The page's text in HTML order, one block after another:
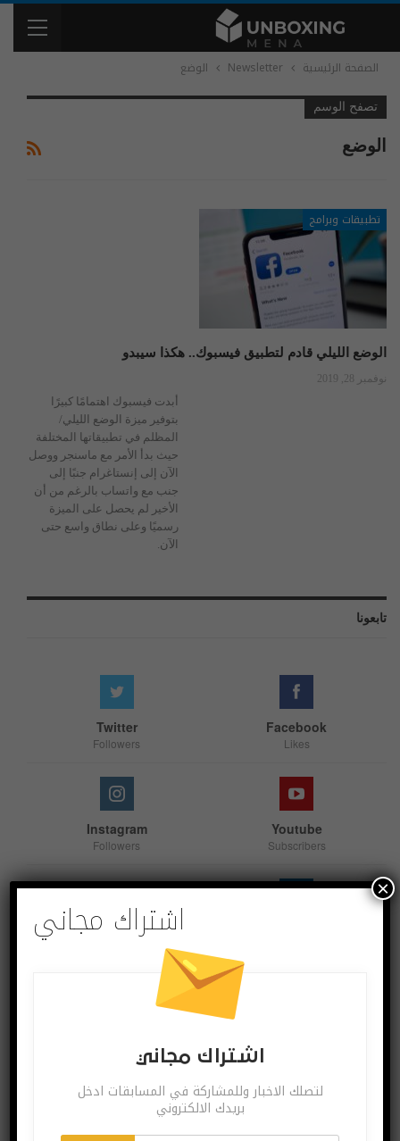
الصفحة الرئيسية Newsletter الوضع
تصفح الوسم
الوضع
تطبيقات وبرامج
الوضع الليلي قادم لتطبيق فيسبوك.. هكذا سيبدو
نوفمبر 28, 2019
أبدت فيسبوك اهتمامًا كبيرًا
بتوفير ميزة الوضع الليلي/
المظلم في تطبيقاتها المختلفة
حيث بدأ الأمر مع ماسنجر ووصل
الآن إلى إنستاغرام جنبًا إلى
جنب مع واتساب بالرغم من أن
الأخير لم يحصل على الميزة
رسميًا وعلى نطاق واسع حتى
الآن.
تابعونا
Facebook
Likes
Twitter
Followers
Youtube
Subscribers
Instagram
Followers
اشترك بقنواتنا
اشتراك مجاني
اشتراك مجاني
لتصلك الاخبار وللمشاركة في المسابقات ادخل
بريدك الالكتروني
×